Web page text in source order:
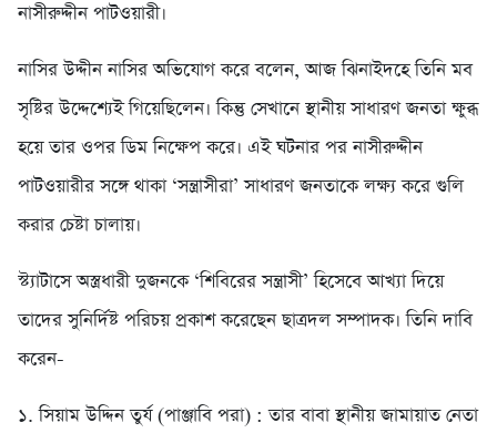
নাসীরুদ্দীন পাটওয়ারী।
নাসির উদ্দীন নাসির অভিযোগ করে বলেন, আজ ঝিনাইদহে তিনি মব
সৃষ্টির উদ্দেশ্যেই গিয়েছিলেন। কিন্তু সেখানে স্থানীয় সাধারণ জনতা ক্ষুব্ধ
হয়ে তার ওপর ডিম নিক্ষেপ করে। এই ঘটনার পর নাসীরুদ্দীন
পাটওয়ারীর সঙ্গে থাকা ‘সন্ত্রাসীরা’ সাধারণ জনতাকে লক্ষ্য করে গুলি
করার চেষ্টা চালায়।
স্ট্যাটাসে অস্ত্রধারী দুজনকে ‘শিবিরের সন্ত্রাসী’ হিসেবে আখ্যা দিয়ে
তাদের সুনির্দিষ্ট পরিচয় প্রকাশ করেছেন ছাত্রদল সম্পাদক। তিনি দাবি
করেন-
১. সিয়াম উদ্দিন তুর্য (পাঞ্জাবি পরা) : তার বাবা স্থানীয় জামায়াত নেতা